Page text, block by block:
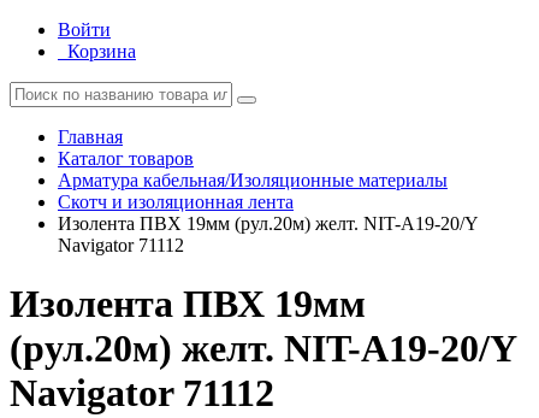
Войти
Корзина
Главная
Каталог товаров
Арматура кабельная/Изоляционные материалы
Скотч и изоляционная лента
Изолента ПВХ 19мм (рул.20м) желт. NIT-A19-20/Y
Navigator 71112
Изолента ПВХ 19мм
(рул.20м) желт. NIT-A19-20/Y
Navigator 71112